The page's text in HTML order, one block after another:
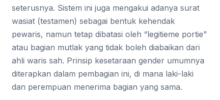
seterusnya. Sistem ini juga mengakui adanya surat
wasiat (testamen) sebagai bentuk kehendak
pewaris, namun tetap dibatasi oleh “legitieme portie”
atau bagian mutlak yang tidak boleh diabaikan dari
ahli waris sah. Prinsip kesetaraan gender umumnya
diterapkan dalam pembagian ini, di mana laki-laki
dan perempuan menerima bagian yang sama.